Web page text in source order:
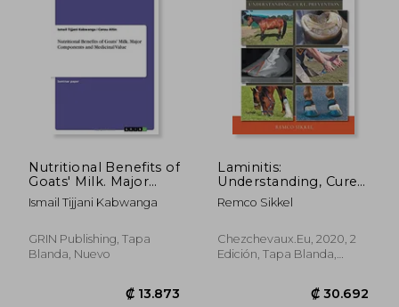
₡ 15.569
Nutritional Benefits of
Goats' Milk. Major
Components and
Medicinal Value
Ismail Tijjani Kabwanga
GRIN Publishing, Tapa
Blanda, Nuevo
Laminitis:
Understanding, Cure,
Prevention (en
Inglés)
Remco Sikkel
Chezchevaux.Eu, 2020, 2
Edición, Tapa Blanda,